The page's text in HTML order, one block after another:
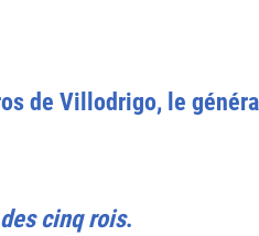
de Villodrigo, le
cinq rois.